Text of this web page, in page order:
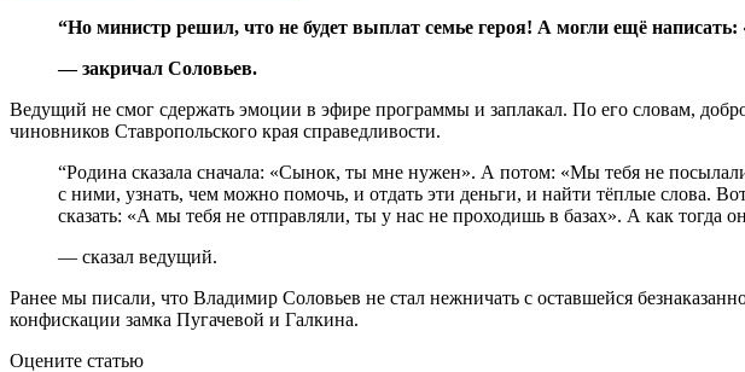
“Но министр решил, что не будет выплат семье героя! А могли ещё
— закричал Соловьев.
Ведущий не смог сдержать эмоции в эфире программы и заплакал. По его словам,
чиновников Ставропольского края справедливости.
“Родина сказала сначала: «Сынок, ты мне нужен». А потом: «Мы тебя не
с ними, узнать, чем можно помочь, и отдать эти деньги, и найти тёплые слова.
сказать: «А мы тебя не отправляли, ты у нас не проходишь в базах». А как тогда
— сказал ведущий.
Ранее мы писали, что Владимир Соловьев не стал нежничать с оставшейся
конфискации замка Пугачевой и Галкина.
Оцените статью